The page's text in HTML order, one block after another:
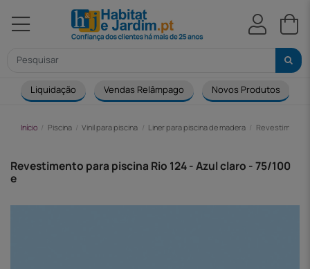
Liquidação Vendas Relâmpago Novos Produtos
Início Piscina Vinil para piscina Liner para piscina de madera Revestimento
Revestimento para piscina Rio 124 - Azul claro - 75/100
e